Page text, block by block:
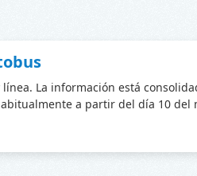
La información está
a partir del día 10 del